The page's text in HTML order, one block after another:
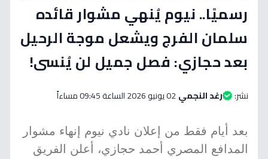
رسميًا.. نيوم يُنهي مشوار قائده
سلمان الفرج ويشعل موجة الرحيل
بعد حجازي: فصل جميل لن يُنسى!
نشر: رغد النجمي02 يونيو 2026 الساعة 09:45 مساءاً
بعد أيام فقط من إعلان نادي نيوم إنهاء مشوار
المدافع المصري أحمد حجازي، أعلن الفريق